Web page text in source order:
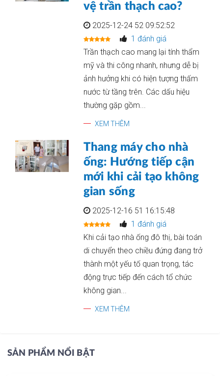
vệ trần thạch cao?
2025-12-24 52 09:52:52
1 đánh giá
Trần thạch cao mang lại tính thẩm
mỹ và thi công nhanh, nhưng dễ bị
ảnh hưởng khi có hiện tượng thấm
nước từ tầng trên. Các dấu hiệu
thường gặp gồm...
XEM THÊM
Thang máy cho nhà
ống: Hướng tiếp cận
mới khi cải tạo không
gian sống
2025-12-16 51 16:15:48
1 đánh giá
Khi cải tạo nhà ống đô thị, bài toán
di chuyển theo chiều đứng đang trở
thành một yếu tố quan trọng, tác
động trực tiếp đến cách tổ chức
không gian...
XEM THÊM
SẢN PHẨM NỔI BẬT